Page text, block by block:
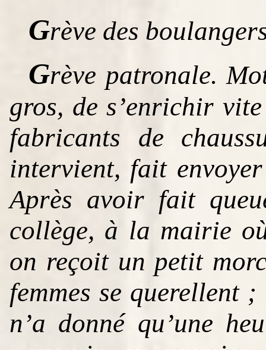
Grève des
Grève patronale.
gros, de s’enrichir
fabricants de
intervient, fait
Après avoir fait
collège, à la mairie
on reçoit un petit
femmes se querellent
n’a donné qu’une